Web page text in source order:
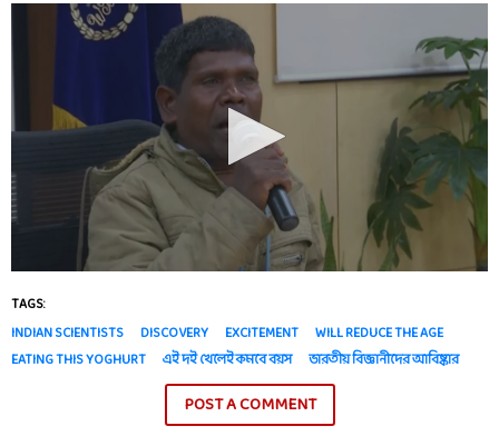
TAGS:
INDIAN SCIENTISTS
DISCOVERY EXCITEMENT
WILL REDUCE THE AGE
EATING THIS YOGHURT
এই দই খেলেই কমবে বয়স ভারতীয় বিজ্ঞানীদের আবিষ্কার
POST A COMMENT